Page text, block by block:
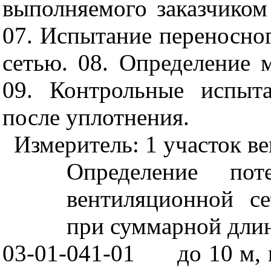
выполняемого
07. Испытание
сетью. 08. Определение
09. Контрольные
после уплотнения.
Измеритель: 1 участок
Определение
вентиляционной
при суммарной
03-01-041-01
до 10 м,